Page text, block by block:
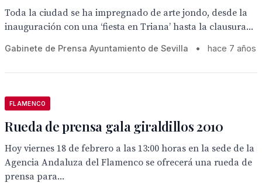
Toda la ciudad se ha impregnado de arte jondo, desde la
inauguración con una ‘fiesta en Triana’ hasta la clausura...
Gabinete de Prensa Ayuntamiento de Sevilla • hace 7 años
FLAMENCO
Rueda de prensa gala giraldillos 2010
Hoy viernes 18 de febrero a las 13:00 horas en la sede de la
Agencia Andaluza del Flamenco se ofrecerá una rueda de
prensa para...